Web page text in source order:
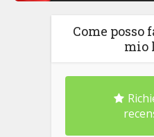
Come posso
mio